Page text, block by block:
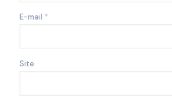
E-mail *
Site